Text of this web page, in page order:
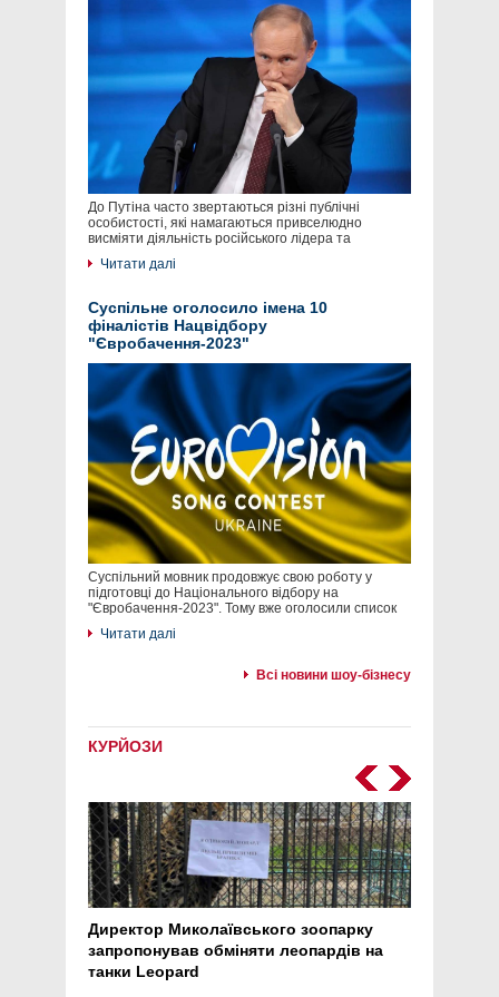
До Путіна часто звертаються різні публічні
особистості, які намагаються привселюдно
висміяти діяльність російського лідера та
Читати далі
Суспільне оголосило імена 10
фіналістів Нацвідбору
"Євробачення-2023"
Суспільний мовник продовжує свою роботу у
підготовці до Національного відбору на
"Євробачення-2023". Тому вже оголосили список
Читати далі
Всі новини шоу-бізнесу
КУРЙОЗИ
Директор Миколаївського зоопарку
запропонував обміняти леопардів на
танки Leopard